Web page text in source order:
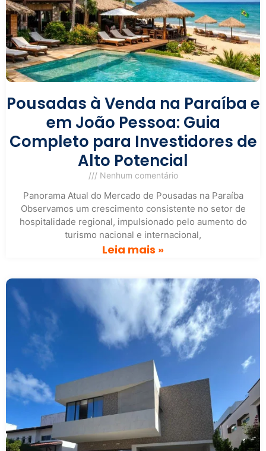
Pousadas à Venda na Paraíba e
em João Pessoa: Guia
Completo para Investidores de
Alto Potencial
Nenhum comentário
Panorama Atual do Mercado de Pousadas na Paraíba
Observamos um crescimento consistente no setor de
hospitalidade regional, impulsionado pelo aumento do
turismo nacional e internacional,
Leia mais »